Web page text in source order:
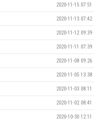
2020-11-15 07:51
2020-11-13 07:42
2020-11-12 09:39
2020-11-11 07:39
2020-11-08 09:26
2020-11-05 13:38
2020-11-03 08:11
2020-11-02 08:41
2020-10-30 12:11